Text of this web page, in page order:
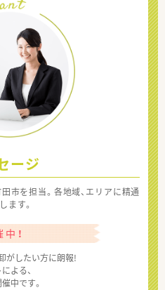
ージ
市を担当。各地域、エリアに精通
ます。
！
がしたい方に朗報!
よる、
中です。